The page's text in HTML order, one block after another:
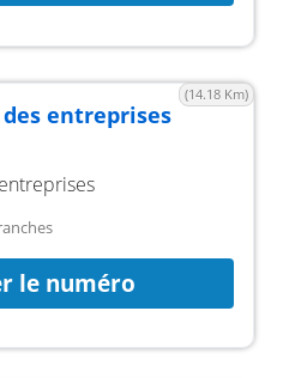
(14.18 Km)
entreprises
le numéro